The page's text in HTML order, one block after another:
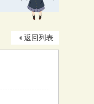
返回列表